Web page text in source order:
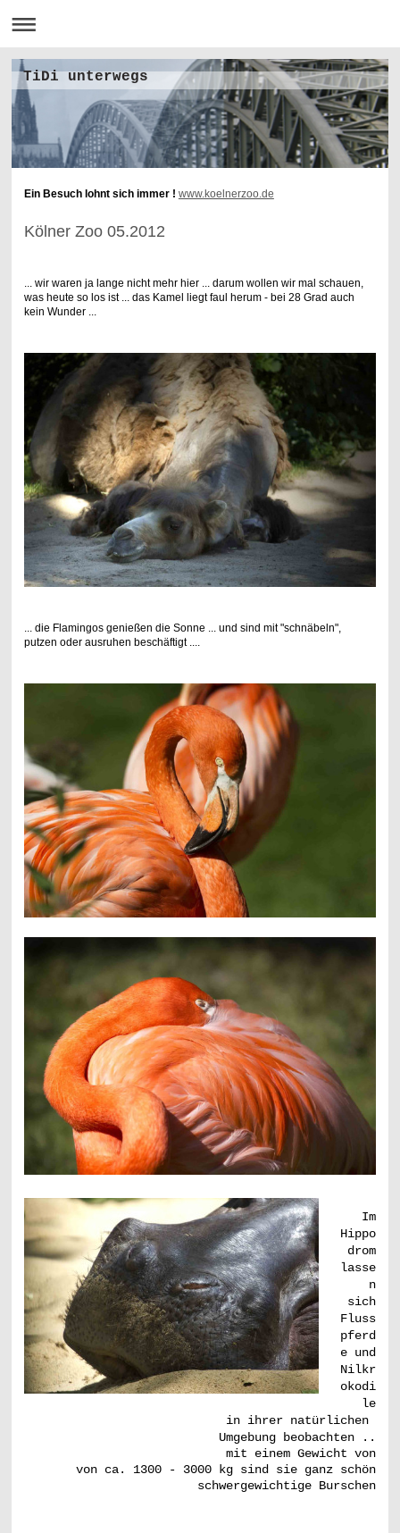
TiDi unterwegs
Ein Besuch lohnt sich immer ! www.koelnerzoo.de
Kölner Zoo 05.2012
... wir waren ja lange nicht mehr hier ... darum wollen wir mal schauen,
was heute so los ist ... das Kamel liegt faul herum - bei 28 Grad auch
kein Wunder ...
... die Flamingos genießen die Sonne ... und sind mit "schnäbeln",
putzen oder ausruhen beschäftigt ....
Im
Hippo
drom
lasse
n
sich
Fluss
pferd
e und
Nilkr
okodi
le
in ihrer natürlichen
Umgebung beobachten
..
mit einem Gewicht von
von ca. 1300 - 3000 kg sind sie ganz schön
schwergewichtige Burschen